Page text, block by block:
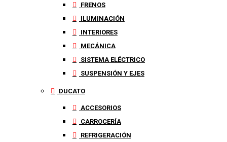
FRENOS
ILUMINACIÓN
INTERIORES
MECÁNICA
SISTEMA ELÉCTRICO
SUSPENSIÓN Y EJES
DUCATO
ACCESORIOS
CARROCERÍA
REFRIGERACIÓN